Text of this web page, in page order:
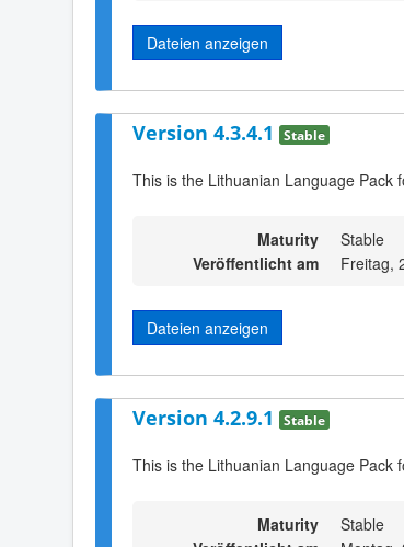
Dateien anzeigen
Version 4.3.4.1 Stable
This is the Lithuanian Language Pack
Maturity
Stable
Veröffentlicht am
Freitag,
Dateien anzeigen
Version 4.2.9.1 Stable
This is the Lithuanian Language Pack
Maturity
Stable